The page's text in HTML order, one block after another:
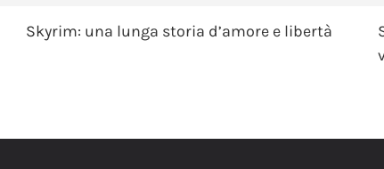
Skyrim: una lunga storia d’amore e libertà